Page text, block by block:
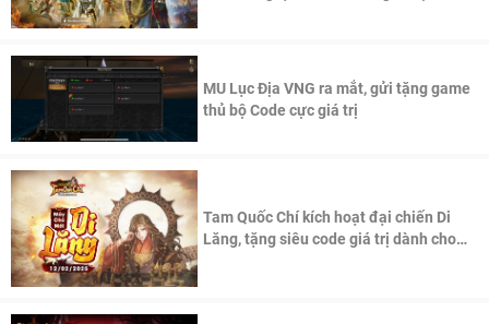
MU Lục Địa VNG ra mắt, gửi tặng game
thủ bộ Code cực giá trị
Tam Quốc Chí kích hoạt đại chiến Di
Lăng, tặng siêu code giá trị dành cho